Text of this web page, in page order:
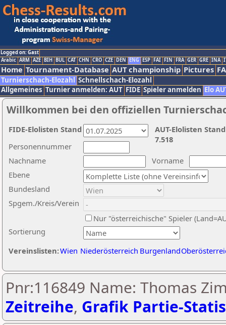
Logged on: Gast
Arabic ARM AZE BIH BUL CAT CHN CRO CZE DEN ENG ESP FAI FIN FRA GER GRE INA
Home Tournament-Database AUT championship Pictures
Turnierschach-Elozahl Schnellschach-Elozahl
Allgemeines Turnier anmelden: AUT FIDE Spieler anmelden Elo
Willkommen bei den offiziellen
Nachname
Vorname
Ebene
Sortierung
Personennummer
Bundesland
Spgem./Kreis/Verein
Nur "österreichische" Spieler
Vereinslisten:Wien Niederösterreich Burgenland
AUT-Elolisten
7.518
FIDE-Elolisten Stand
Pnr:116849 Name: Thomas
Zeitreihe, Grafik Partie-